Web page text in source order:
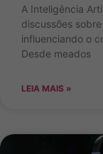
A Inteligência
discussões
influenciando o
Desde meados
LEIA MAIS »